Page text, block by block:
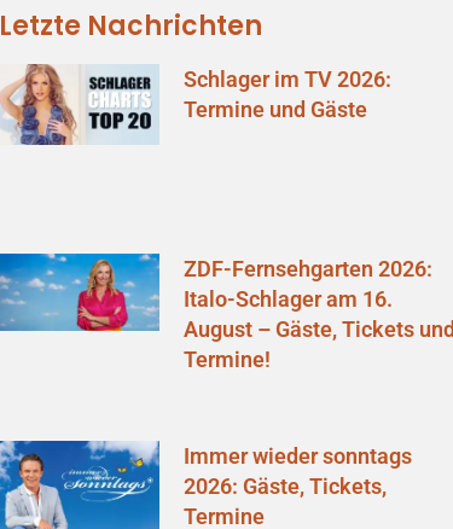
Letzte Nachrichten
Schlager im TV 2026:
Termine und Gäste
ZDF-Fernsehgarten 2026:
Italo-Schlager am 16.
August – Gäste, Tickets und
Termine!
Immer wieder sonntags
2026: Gäste, Tickets,
Termine